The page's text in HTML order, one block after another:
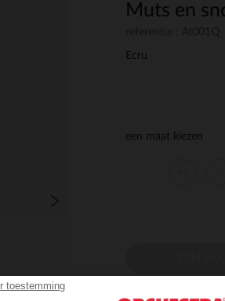
toestemming
Muts en
Ecru
een maat kiezen